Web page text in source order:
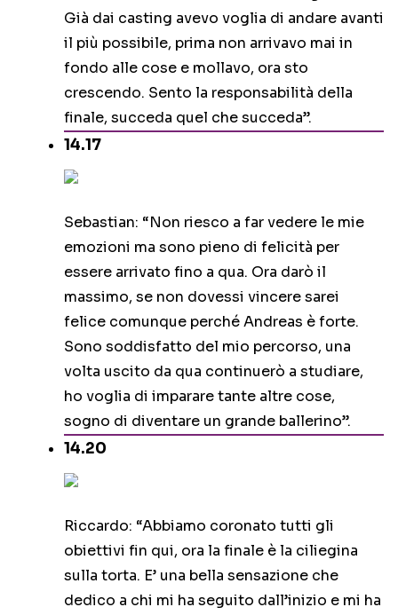
Già dai casting avevo voglia di andare avanti
il più possibile, prima non arrivavo mai in
fondo alle cose e mollavo, ora sto
crescendo. Sento la responsabilità della
finale, succeda quel che succeda”.
14.17
Sebastian: “Non riesco a far vedere le mie
emozioni ma sono pieno di felicità per
essere arrivato fino a qua. Ora darò il
massimo, se non dovessi vincere sarei
felice comunque perché Andreas è forte.
Sono soddisfatto del mio percorso, una
volta uscito da qua continuerò a studiare,
ho voglia di imparare tante altre cose,
sogno di diventare un grande ballerino”.
14.20
Riccardo: “Abbiamo coronato tutti gli
obiettivi fin qui, ora la finale è la ciliegina
sulla torta. E’ una bella sensazione che
dedico a chi mi ha seguito dall’inizio e mi ha